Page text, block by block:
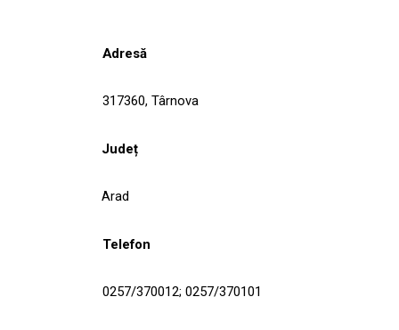
Adresă
317360, Târnova
Județ
Arad
Telefon
0257/370012; 0257/370101